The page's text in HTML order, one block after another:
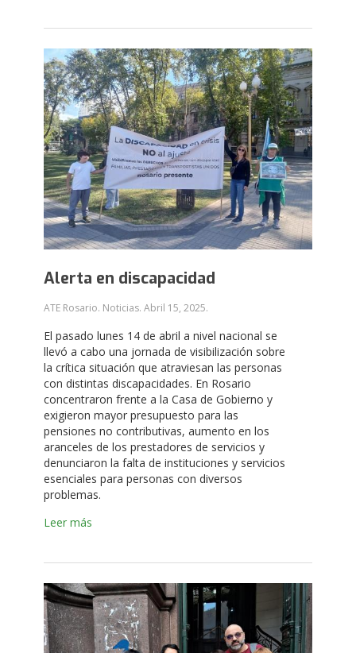
Alerta en discapacidad
ATE Rosario. Noticias. Abril 15, 2025.
El pasado lunes 14 de abril a nivel nacional se
llevó a cabo una jornada de visibilización sobre
la crítica situación que atraviesan las personas
con distintas discapacidades. En Rosario
concentraron frente a la Casa de Gobierno y
exigieron mayor presupuesto para las
pensiones no contributivas, aumento en los
aranceles de los prestadores de servicios y
denunciaron la falta de instituciones y servicios
esenciales para personas con diversos
problemas.
Leer más